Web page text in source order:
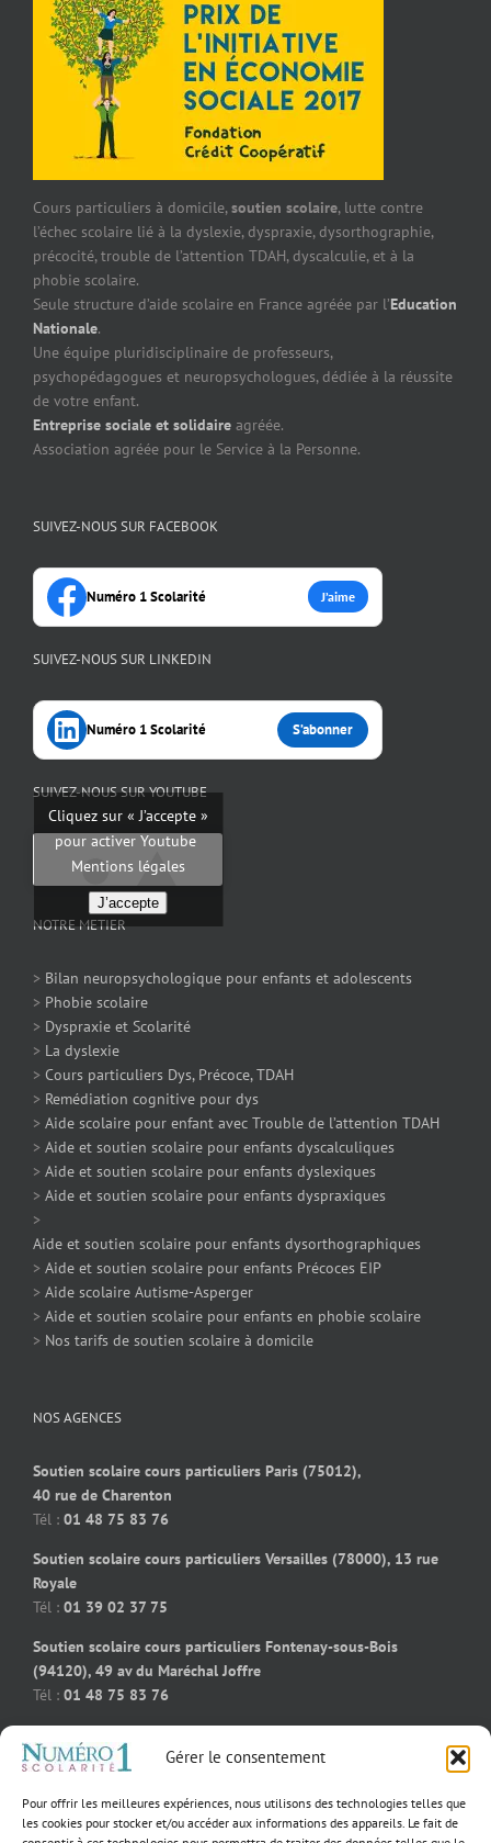
Gérer le consentement
Pour offrir les meilleures expériences, nous utilisons des technologies telles que
les cookies pour stocker et/ou accéder aux informations des appareils. Le fait de
Cours particuliers à domicile, soutien scolaire, lutte contre
l’échec scolaire lié à la dyslexie, dyspraxie, dysorthographie,
précocité, trouble de l’attention TDAH, dyscalculie, et à la
phobie scolaire.
Seule structure d’aide scolaire en France agréée par l’Education
Nationale.
Une équipe pluridisciplinaire de professeurs,
psychopédagogues et neuropsychologues, dédiée à la réussite
de votre enfant.
Entreprise sociale et solidaire agréée.
Association agréée pour le Service à la Personne.
SUIVEZ-NOUS SUR FACEBOOK
Numéro 1 Scolarité J’aime
SUIVEZ-NOUS SUR LINKEDIN
Numéro 1 Scolarité S’abonner
SUIVEZ-NOUS SUR YOUTUBE
Cliquez sur « J’accepte »
pour activer Youtube
Mentions légales
J’accepte
NOTRE METIER
> Bilan neuropsychologique pour enfants et adolescents
> Phobie scolaire
> Dyspraxie et Scolarité
> La dyslexie
> Cours particuliers Dys, Précoce, TDAH
> Remédiation cognitive pour dys
> Aide scolaire pour enfant avec Trouble de l’attention TDAH
> Aide et soutien scolaire pour enfants dyscalculiques
> Aide et soutien scolaire pour enfants dyslexiques
> Aide et soutien scolaire pour enfants dyspraxiques
>
Aide et soutien scolaire pour enfants dysorthographiques
> Aide et soutien scolaire pour enfants Précoces EIP
> Aide scolaire Autisme-Asperger
> Aide et soutien scolaire pour enfants en phobie scolaire
> Nos tarifs de soutien scolaire à domicile
NOS AGENCES
Soutien scolaire cours particuliers Paris (75012),
40 rue de Charenton
Tél : 01 48 75 83 76
Soutien scolaire cours particuliers Versailles (78000), 13 rue
Royale
Tél : 01 39 02 37 75
Soutien scolaire cours particuliers Fontenay-sous-Bois
(94120), 49 av du Maréchal Joffre
Tél : 01 48 75 83 76
rue des bourguignons
Soutien scolaire cours particuliers Massy (91300), 55 rue